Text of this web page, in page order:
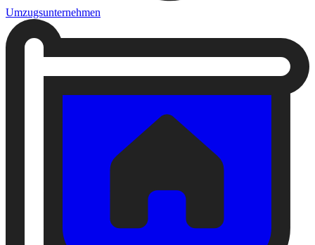
Umzugsunternehmen